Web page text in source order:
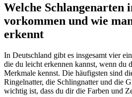
Welche Schlangenarten
vorkommen ​und wie‍
‌erkennt
In Deutschland gibt es ‌insgesamt vier⁣
die du ​leicht erkennen kannst, ‌wenn‌ du
Merkmale kennst. ​Die häufigsten sind
Ringelnatter, die⁤ Schlingnatter und die
⁢wichtig ist, dass du dir die Farben und